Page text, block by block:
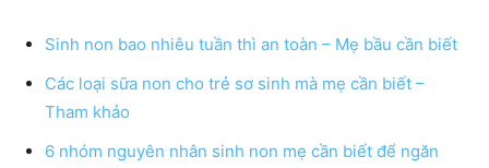
Sinh non bao nhiêu tuần thì an toàn – Mẹ bầu cần biết
Các loại sữa non cho trẻ sơ sinh mà mẹ cần biết –
Tham khảo
6 nhóm nguyên nhân sinh non mẹ cần biết để ngăn